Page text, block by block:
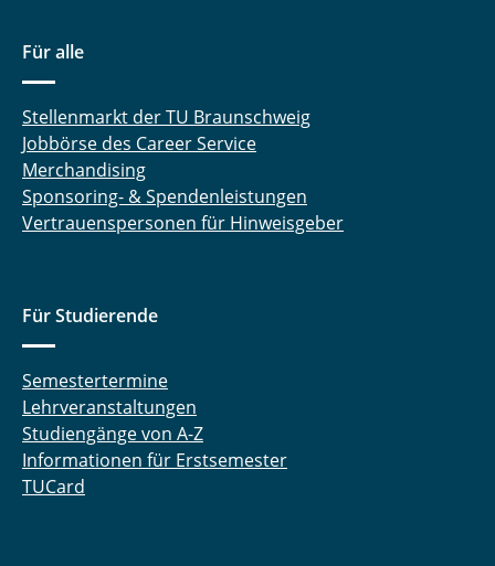
Für alle
Stellenmarkt der TU Braunschweig
Jobbörse des Career Service
Merchandising
Sponsoring- & Spendenleistungen
Vertrauenspersonen für Hinweisgeber
Für Studierende
Semestertermine
Lehrveranstaltungen
Studiengänge von A-Z
Informationen für Erstsemester
TUCard